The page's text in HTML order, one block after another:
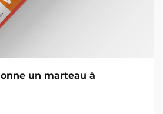
un marteau à